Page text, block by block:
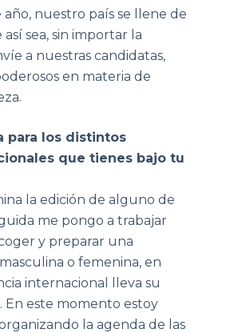
nuestro país se llene de
sea, sin importar la
a nuestras candidatas,
en materia de
para los distintos
que tienes bajo tu
la edición de alguno de
me pongo a trabajar
y preparar una
o femenina, en
internacional lleva su
En este momento estoy
la agenda de las